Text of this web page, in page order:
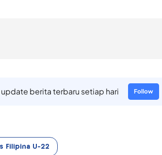
berita terbaru setiap hari Follow
Filipina U-22